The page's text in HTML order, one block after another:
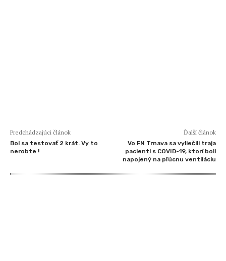
Predchádzajúci článok
Bol sa testovať 2 krát. Vy to
nerobte !
Ďalší článok
Vo FN Trnava sa vyliečili traja
pacienti s COVID-19, ktorí boli
napojený na pľúcnu ventiláciu